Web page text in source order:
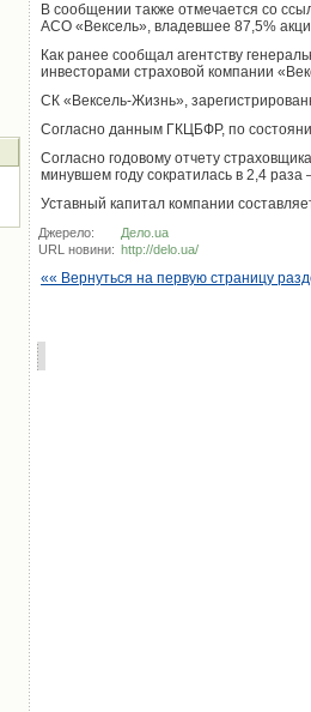
В сообщении также отмечается со
АСО «Вексель», владевшее 87,5%
Как ранее сообщал агентству
инвесторами страховой компании
СК «Вексель-Жизнь»,
Согласно данным ГКЦБФР, по
Согласно годовому отчету
минувшем году сократилась в 2,4
Уставный капитал компании
Джерело:
Дело.ua
URL новини: http://delo.ua/
«« Вернуться на первую страницу